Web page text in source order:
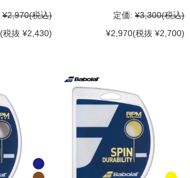
¥2,970(税込)
(税抜 ¥2,430)
定価: ¥3,300(税込)
¥2,970(税抜 ¥2,700)